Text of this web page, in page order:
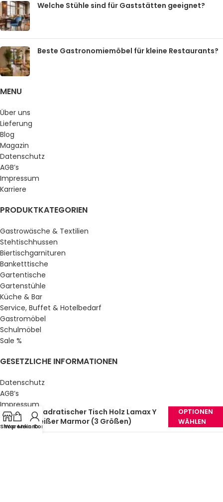
Welche Stühle sind für Gaststätten geeignet?
Beste Gastronomiemöbel für kleine Restaurants?
MENU
Über uns
Lieferung
Blog
Magazin
Datenschutz
AGB’s
Impressum
Karriere
PRODUKTKATEGORIEN
Gastrowäsche & Textilien
Stehtischhussen
Biertischgarnituren
Banketttische
Gartentische
Gartenstühle
Küche & Bar
Service, Buffet & Hotelbedarf
Gastromöbel
Schulmöbel
Sale %
GESETZLICHE INFORMATIONEN
Datenschutz
AGB’s
Impressum
Sitemap
Über uns
Shop
Warenkorb
Mein Konto
Quadratischer Tisch Holz Lamax Y
Weißer Marmor (3 Größen)
OPTIONEN
WÄHLEN